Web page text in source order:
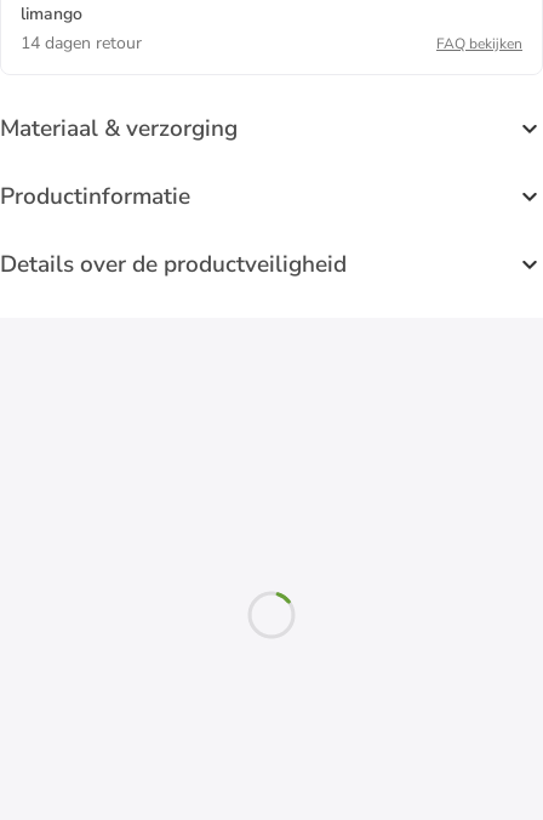
limango
14 dagen retour
FAQ bekijken
Materiaal & verzorging
Productinformatie
Details over de productveiligheid